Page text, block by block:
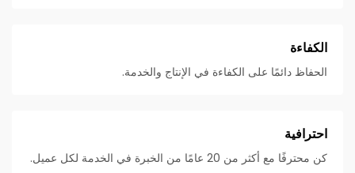
الكفاءة
الحفاظ دائمًا على الكفاءة في الإنتاج والخدمة.
احترافية
كن محترفًا مع أكثر من 20 عامًا من الخبرة في الخدمة لكل عميل.